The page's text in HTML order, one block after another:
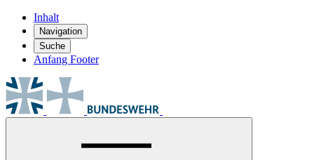
Inhalt
Navigation
Suche
Anfang Footer